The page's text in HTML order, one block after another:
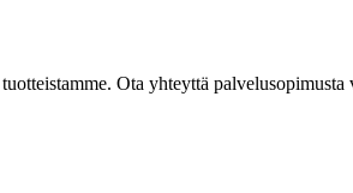
Ota yhteyttä palvelusopimusta